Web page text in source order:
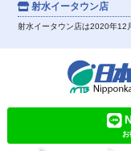
射水イータウン店
射水イータウン店は2020年12
お